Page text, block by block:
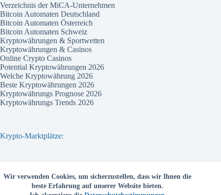
Wir verwenden Cookies, um sicherzustellen, dass wir Ihnen die
beste Erfahrung auf unserer Website bieten.
Verzeichnis der MiCA-Unternehmen
Bitcoin Automaten Deutschland
Bitcoin Automaten Österreich
Bitcoin Automaten Schweiz
Kryptowährungen & Sportwetten
Kryptowährungen & Casinos
Online Crypto Casinos
Potential Kryptowährungen 2026
Welche Kryptowährung 2026
Beste Kryptowährungen 2026
Kryptowährungs Prognose 2026
Kryptowährungs Trends 2026
Krypto-Marktplätze:
Bitpanda
Bitcoin.de